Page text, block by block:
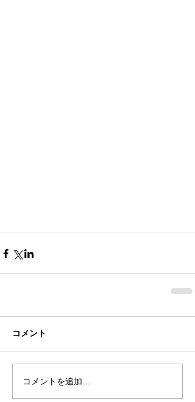
コメント
コメントを追加…